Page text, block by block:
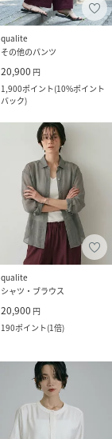
qualite
その他のパンツ
20,900 円
1,900ポイント(10%ポイント
バック)
qualite
シャツ・ブラウス
20,900 円
190ポイント(1倍)